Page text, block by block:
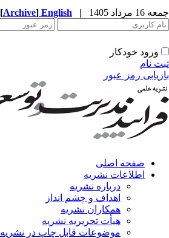
جمعه 16 مرداد 1405 |
English
[Archive]
ورود خودکار
ثبت نام
بازیابی رمز عبور
صفحه اصلی
اطلاعات نشریه
درباره نشریه
اهداف و چشم انداز
همکاران نشریه
هیأت تحریریه نشریه
موضوعات قابل چاپ در نشریه